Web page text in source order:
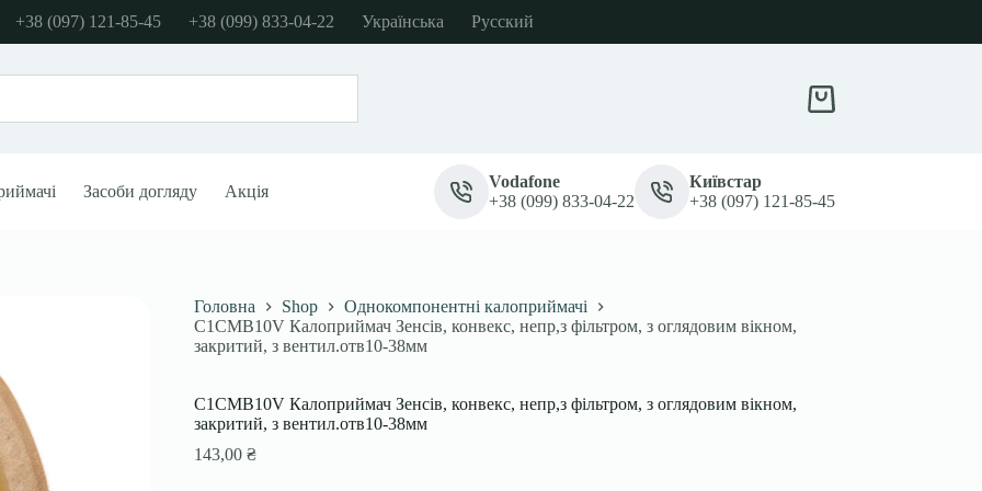
+38 (097) 121-85-45 +38 (099) 833-04-22 Українська Русский
Кошик
Засоби догляду Акція
Vodafone
+38 (099) 833-04-22
Київстар
+38 (097) 121-85-45
Головна Shop
Однокомпонентні калоприймачі
C1CMB10V Калоприймач Зенсів, конвекс, непр,з фільтром, з оглядовим вікном,
закритий, з вентил.отв10-38мм
C1CMB10V Калоприймач Зенсів, конвекс, непр,з фільтром, з оглядовим вікном,
закритий, з вентил.отв10-38мм
143,00 ₴